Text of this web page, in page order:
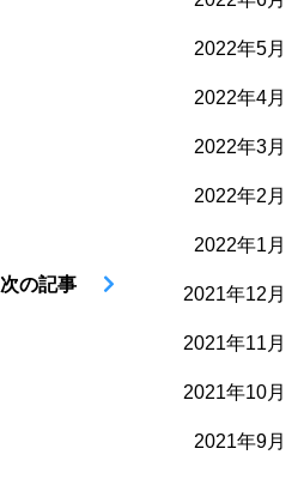
次の記事
2022年5月
2022年4月
2022年3月
2022年2月
2022年1月
2021年12月
2021年11月
2021年10月
2021年9月